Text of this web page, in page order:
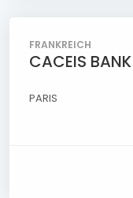
FRANKREICH
CACEIS BANK
PARIS